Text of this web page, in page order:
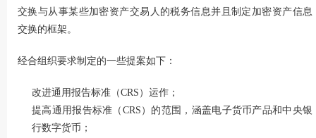
交换与从事某些加密资产交易人的税务信息并且制定加密资产信息
交换的框架。
经合组织要求制定的一些提案如下：
改进通用报告标准（CRS）运作；
提高通用报告标准（CRS）的范围，涵盖电子货币产品和中央银
行数字货币；